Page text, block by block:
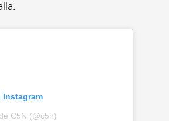
Instagram
C5N (@c5n)